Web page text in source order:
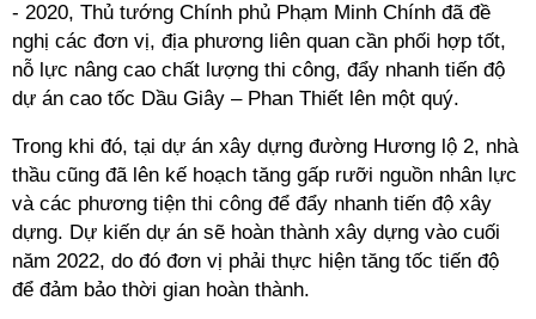
- 2020, Thủ tướng Chính phủ Phạm Minh Chính đã đề
nghị các đơn vị, địa phương liên quan cần phối hợp tốt,
nỗ lực nâng cao chất lượng thi công, đẩy nhanh tiến độ
dự án cao tốc Dầu Giây – Phan Thiết lên một quý.
Trong khi đó, tại dự án xây dựng đường Hương lộ 2, nhà
thầu cũng đã lên kế hoạch tăng gấp rưỡi nguồn nhân lực
và các phương tiện thi công để đẩy nhanh tiến độ xây
dựng. Dự kiến dự án sẽ hoàn thành xây dựng vào cuối
năm 2022, do đó đơn vị phải thực hiện tăng tốc tiến độ
để đảm bảo thời gian hoàn thành.